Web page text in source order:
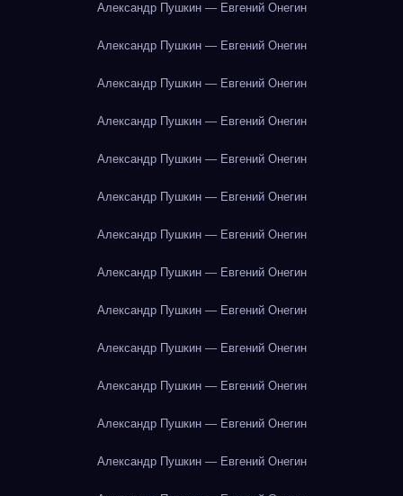
Александр Пушкин — Евгений Онегин
Александр Пушкин — Евгений Онегин
Александр Пушкин — Евгений Онегин
Александр Пушкин — Евгений Онегин
Александр Пушкин — Евгений Онегин
Александр Пушкин — Евгений Онегин
Александр Пушкин — Евгений Онегин
Александр Пушкин — Евгений Онегин
Александр Пушкин — Евгений Онегин
Александр Пушкин — Евгений Онегин
Александр Пушкин — Евгений Онегин
Александр Пушкин — Евгений Онегин
Александр Пушкин — Евгений Онегин